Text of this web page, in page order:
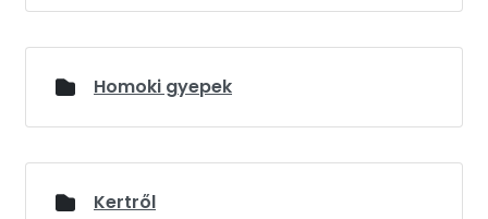
Homoki gyepek
Kertről